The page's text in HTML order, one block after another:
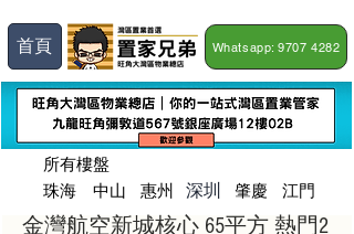
首頁 Whatsapp: 9707 4282
所有樓盤
珠海
​中山 惠州 深圳 肇慶 江門
金灣航空新城核心 65平方 熱門2